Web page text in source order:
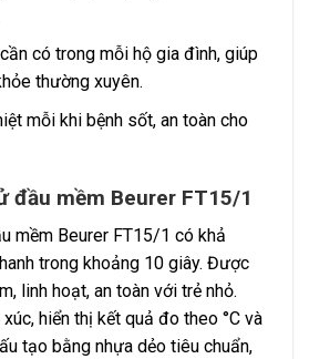
có trong mỗi hộ gia đình, giúp
thường xuyên.
mỗi khi bệnh sốt, an toàn cho
đầu mềm Beurer FT15/1
mềm Beurer FT15/1 có khả
trong khoảng 10 giây. Được
linh hoạt, an toàn với trẻ nhỏ.
hiển thị kết quả đo theo °C và
tạo bằng nhựa dẻo tiêu chuẩn,